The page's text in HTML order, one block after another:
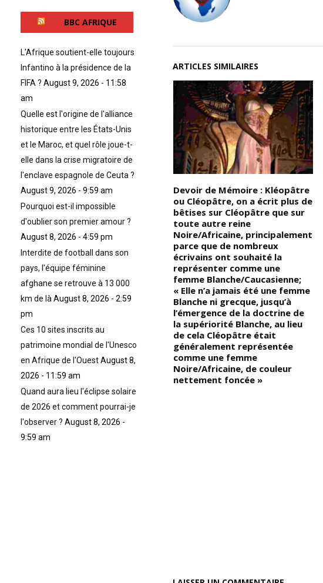
ARTICLES SIMILAIRES
Devoir de Mémoire : Déesse
Mère de la Terre du
Kongo/Afrique, dont le nom
est devenu la racine du mot
Zombie, Nzambi est à l’origine
haute déesse du peuple Vili du
Kongo, à la fois grande
impératrice et mère de toute
vie; elle ne doit pas être
confondue avec Nzambi wa
Mpungu, Dieu créateur
masculin de la même
spiritualité); « Tout d’abord, il
est important de comprendre
que tout le concept de Zombie,
vient d’une perception
occidentale pervertie visant à
discréditer les pratiques socio-
spirituelles des Noirs/Africains
en Haïti »
Devoir de Mémoire : Kléopâtre
ou Cléopâtre, on a écrit plus de
bêtises sur Cléopâtre que sur
toute autre reine
Noire/Africaine, principalement
parce que de nombreux
écrivains ont souhaité la
représenter comme une
femme Blanche/Caucasienne;
« Elle n’a jamais été une femme
Blanche ni grecque, jusqu’à
l’émergence de la doctrine de
la supériorité Blanche, au lieu
de cela Cléopâtre était
généralement représentée
comme une femme
Noire/Africaine, de couleur
nettement foncée »
BBC AFRIQUE
L'Afrique soutient-elle toujours
Infantino à la présidence de la
FIFA ? August 9, 2026 - 11:58
am
Quelle est l'origine de l'alliance
historique entre les États-Unis
et le Maroc, et quel rôle joue-t-
elle dans la crise migratoire de
l'enclave espagnole de Ceuta ?
August 9, 2026 - 9:59 am
Pourquoi est-il impossible
d'oublier son premier amour ?
August 8, 2026 - 4:59 pm
Interdite de football dans son
pays, l'équipe féminine
afghane se retrouve à 13 000
km de làAugust 8, 2026 - 2:59
pm
Ces 10 sites inscrits au
patrimoine mondial de l'Unesco
en Afrique de l'OuestAugust 8,
2026 - 11:59 am
Quand aura lieu l'éclipse solaire
de 2026 et comment pourrai-je
l'observer ? August 8, 2026 -
9:59 am